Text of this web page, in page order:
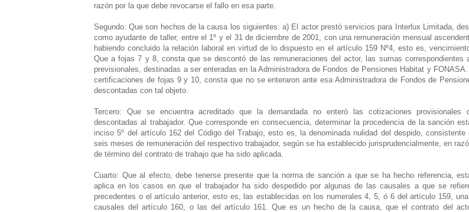
razón por la que debe revocarse el fallo en esa parte.
Segundo: Que son hechos de la causa los siguientes: a) El actor prestó servicios para Interlux Limitada,
como ayudante de taller, entre el 1º y el 31 de diciembre de 2001, con una remuneración mensual
habiendo concluido la relación laboral en virtud de lo dispuesto en el artículo 159 Nº4, esto es,
Que a fojas 7 y 8, consta que se descontó de las remuneraciones del actor, las sumas correspondientes
previsionales, destinadas a ser enteradas en la Administradora de Fondos de Pensiones Habitat y
certificaciones de fojas 9 y 10, consta que no se enteraron ante esa Administradora de Fondos de
descontadas con tal objeto.
Tercero: Que se encuentra acreditado que la demandada no enteró las cotizaciones provisionales
descontadas al trabajador. Que corresponde en consecuencia, determinar la procedencia de la sanción
inciso 5º del artículo 162 del Código del Trabajo, esto es, la denominada nulidad del despido, consistente
seis meses de remuneración del respectivo trabajador, según se ha establecido jurisprudencialmente, en
de término del contrato de trabajo que ha sido aplicada.
Cuarto: Que al efecto, debe tenerse presente que la norma de sanción a que se ha hecho referencia,
aplica en los casos en que el trabajador ha sido despedido por algunas de las causales a que se
precedentes o el artículo anterior, esto es, las establecidas en los numerales 4, 5, ó 6 del artículo 159,
causales del artículo 160, o las del artículo 161. Que es un hecho de la causa, que el contrato del